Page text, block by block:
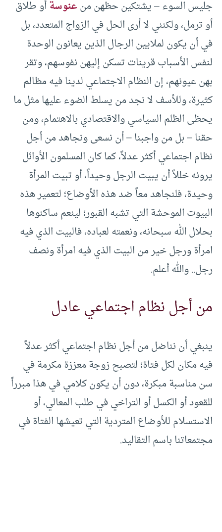
جليس السوء – يشتكين حظهن منعنوسةأو طلاق
أو ترمل، ولكنني لا أرى الحل في الزواج المتعدد، بل
في أن يكون لملايين الرجال الذين يعانون الوحدة
لنفس الأسباب قرينات تسكن إليهن نفوسهم، وتقر
بهن عيونهم، إن النظام الاجتماعي لدينا فيه مظالم
كثيرة، وللأسف لا نجد من يسلط الضوء عليها مثل ما
يحظى الظلم السياسي والاقتصادي بالاهتمام، ومن
حقنا – بل من واجبنا – أن نسعى ونجاهد من أجل
نظام اجتماعي أكثر عدلاً، كما كان المسلمون الأوائل
يرونه خللاً أن يبيت الرجل وحيداً، أو تبيت المرأة
وحيدة، فلنجاهد معاً ضد هذه الأوضاع؛ لتعمير هذه
البيوت الموحشة التي تشبه القبور؛ لينعم ساكنوها
بحلال الله سبحانه، ونعمته لعباده، فالبيت الذي فيه
امرأة ورجل خير من البيت الذي فيه امرأة ونصف
رجل.. والله أعلم.
من أجل نظام اجتماعي عادل
ينبغي أن نناضل من أجل نظام اجتماعي أكثر عدلاً
فيه مكان لكل فتاة؛ لتصبح زوجة معززة مكرمة في
سن مناسبة مبكرة، دون أن يكون كلامي في هذا مبرراً
للقعود أو الكسل أو التراخي في طلب المعالي، أو
الاستسلام للأوضاع المتردية التي تعيشها الفتاة في
مجتمعاتنا باسم التقاليد.